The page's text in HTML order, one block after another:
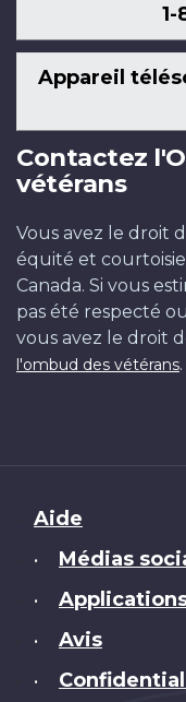
Appareil
Contactez
vétérans
Vous avez le droit
équité et
Canada. Si vous
pas été respecté
vous avez le droit
l'ombud des vétérans.
Brand
Aide
• Médias
•
• Avis
•